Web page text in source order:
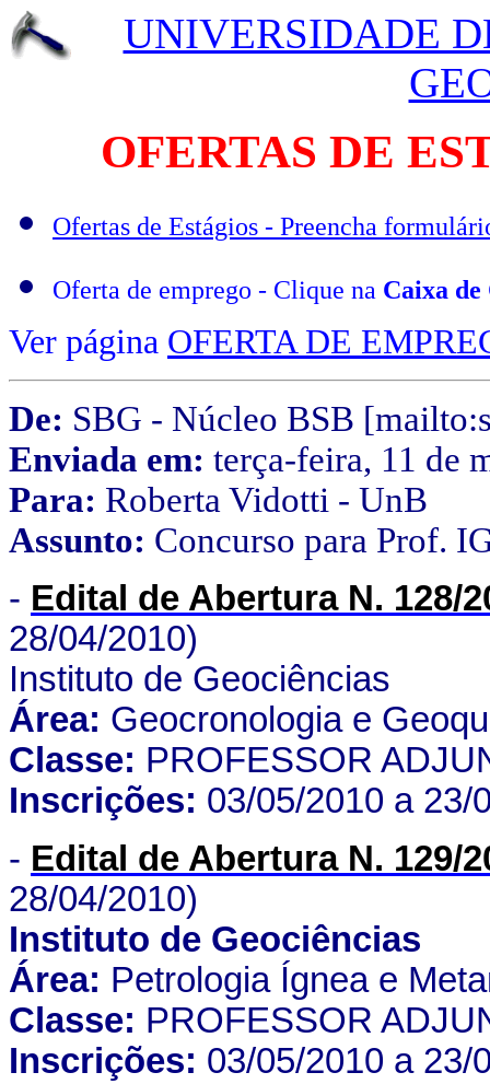
UNIVERSIDADE
OFERTAS DE
Ofertas de Estágios - Preencha
Oferta de emprego - Clique na Caixa
Ver página OFERTA DE
De: SBG - Núcleo BSB
Enviada em: terça-feira, 11 de
Para: Roberta Vidotti - UnB
Assunto: Concurso para Prof.
- Edital de Abertura N. 128/
28/04/2010)
Instituto de Geociências
Área: Geocronologia e
Classe: PROFESSOR
Inscrições: 03/05/2010 a 23/
- Edital de Abertura N. 129/
28/04/2010)
Instituto de Geociências
Área: Petrologia Ígnea e
Classe: PROFESSOR
Inscrições: 03/05/2010 a 23/